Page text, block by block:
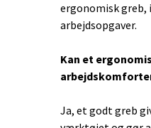
ergonomisk greb,
arbejdsopgaver.
Kan et
Ja, et godt greb